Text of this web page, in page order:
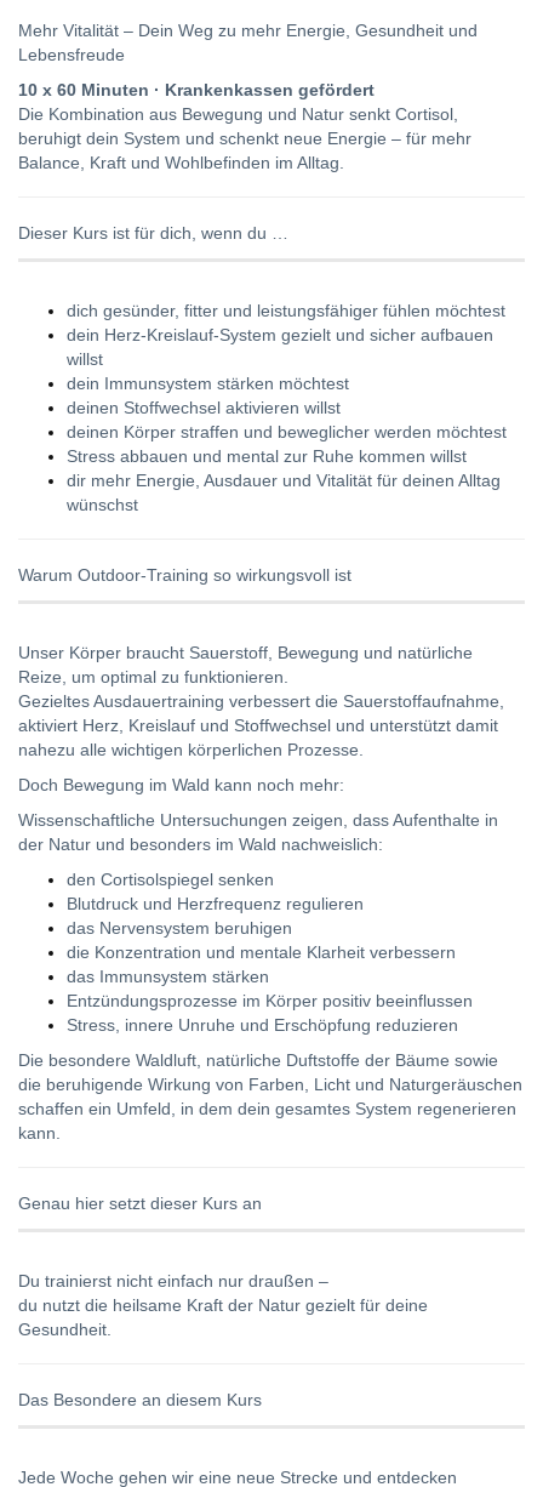
Mehr Vitalität – Dein Weg zu mehr Energie, Gesundheit und
Lebensfreude
10 x 60 Minuten · Krankenkassen gefördert
Die Kombination aus Bewegung und Natur senkt Cortisol,
beruhigt dein System und schenkt neue Energie – für mehr
Balance, Kraft und Wohlbefinden im Alltag.
Dieser Kurs ist für dich, wenn du …
dich gesünder, fitter und leistungsfähiger fühlen möchtest
dein Herz-Kreislauf-System gezielt und sicher aufbauen
willst
dein Immunsystem stärken möchtest
deinen Stoffwechsel aktivieren willst
deinen Körper straffen und beweglicher werden möchtest
Stress abbauen und mental zur Ruhe kommen willst
dir mehr Energie, Ausdauer und Vitalität für deinen Alltag
wünschst
Warum Outdoor-Training so wirkungsvoll ist
Unser Körper braucht Sauerstoff, Bewegung und natürliche
Reize, um optimal zu funktionieren.
Gezieltes Ausdauertraining verbessert die Sauerstoffaufnahme,
aktiviert Herz, Kreislauf und Stoffwechsel und unterstützt damit
nahezu alle wichtigen körperlichen Prozesse.
Doch Bewegung im Wald kann noch mehr:
Wissenschaftliche Untersuchungen zeigen, dass Aufenthalte in
der Natur und besonders im Wald nachweislich:
den Cortisolspiegel senken
Blutdruck und Herzfrequenz regulieren
das Nervensystem beruhigen
die Konzentration und mentale Klarheit verbessern
das Immunsystem stärken
Entzündungsprozesse im Körper positiv beeinflussen
Stress, innere Unruhe und Erschöpfung reduzieren
Die besondere Waldluft, natürliche Duftstoffe der Bäume sowie
die beruhigende Wirkung von Farben, Licht und Naturgeräuschen
schaffen ein Umfeld, in dem dein gesamtes System regenerieren
kann.
Genau hier setzt dieser Kurs an
Du trainierst nicht einfach nur draußen –
du nutzt die heilsame Kraft der Natur gezielt für deine
Gesundheit.
Das Besondere an diesem Kurs
Jede Woche gehen wir eine neue Strecke und entdecken